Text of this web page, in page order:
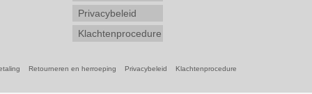
Privacybeleid
Klachtenprocedure
Retourneren en herroeping Privacybeleid Klachtenprocedure